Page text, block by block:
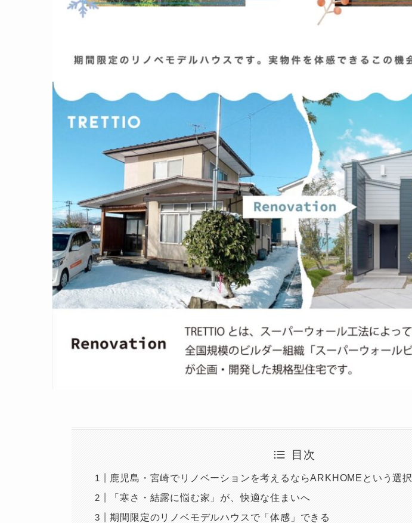
目次
鹿児島・宮崎でリノベーションを考えるならARKHOMEという選択
「寒さ・結露に悩む家」が、快適な住まいへ
期間限定のリノベモデルハウスで「体感」できる